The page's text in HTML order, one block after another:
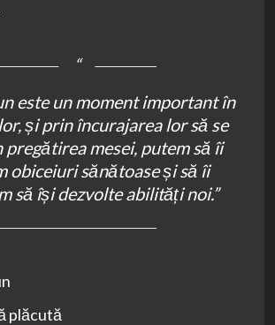
este un moment important în
și prin încurajarea lor să se
pregătirea mesei, putem să îi
obiceiuri sănătoase și să îi
să își dezvolte abilități noi.”
plăcută